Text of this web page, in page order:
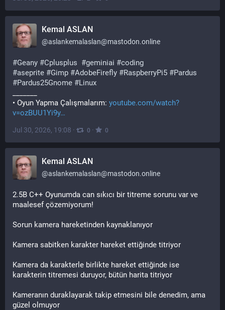
Kemal ASLAN
@aslankemalaslan@mastodon.online
#Geany #Cplusplus #geminiai #coding
#aseprite #Gimp #AdobeFirefly #RaspberryPi5 #Pardus
#Pardus25Gnome #Linux
• Oyun Yapma Çalışmalarım: youtube.com/watch?
v=ozBUU1Yi9y
Jul 30, 2026, 19:08 · 0 · 0
Kemal ASLAN
@aslankemalaslan@mastodon.online
2.5B C++ Oyunumda can sıkıcı bir titreme sorunu var ve
maalesef çözemiyorum!
Sorun kamera hareketinden kaynaklanıyor
Kamera sabitken karakter hareket ettiğinde titriyor
Kamera da karakterle birlikte hareket ettiğinde ise
karakterin titremesi duruyor, bütün harita titriyor
Kameranın duraklayarak takip etmesini bile denedim, ama
güzel olmuyor